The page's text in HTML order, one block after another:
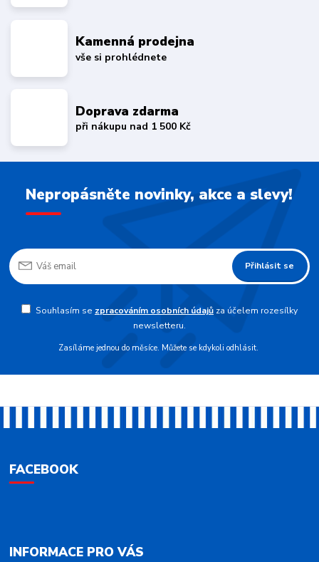
Kamenná prodejna
vše si prohlédnete
Doprava zdarma
při nákupu nad 1 500 Kč
Nepropásněte novinky, akce a slevy!
Přihlásit se
Souhlasím se zpracováním osobních údajůza účelem rozesílky
newsletteru.
Zasíláme jednou do měsíce. Můžete se kdykoli odhlásit.
FACEBOOK
INFORMACE PRO VÁS